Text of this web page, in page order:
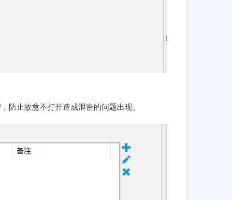
防止故意不打开造成泄密的问题出现。